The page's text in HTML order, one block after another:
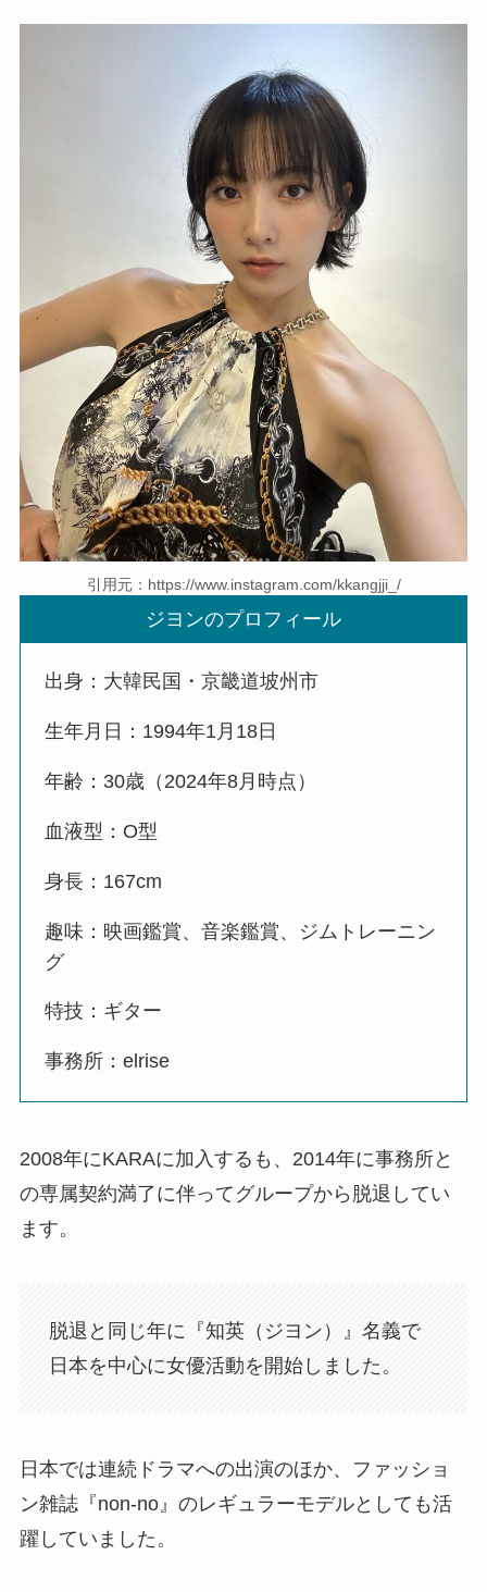
引用元：https://www.instagram.com/kkangjji_/
ジヨンのプロフィール
出身：大韓民国・京畿道坡州市
生年月日：1994年1月18日
年齢：30歳（2024年8月時点）
血液型：O型
身長：167cm
趣味：映画鑑賞、音楽鑑賞、ジムトレーニン
グ
特技：ギター
事務所：elrise
2008年にKARAに加入するも、2014年に事務所と
の専属契約満了に伴ってグループから脱退してい
ます。
脱退と同じ年に『知英（ジヨン）』名義で
日本を中心に女優活動を開始しました。
日本では連続ドラマへの出演のほか、ファッショ
ン雑誌『non-no』のレギュラーモデルとしても活
躍していました。